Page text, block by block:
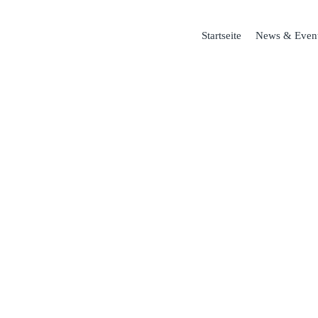
Startseite News &